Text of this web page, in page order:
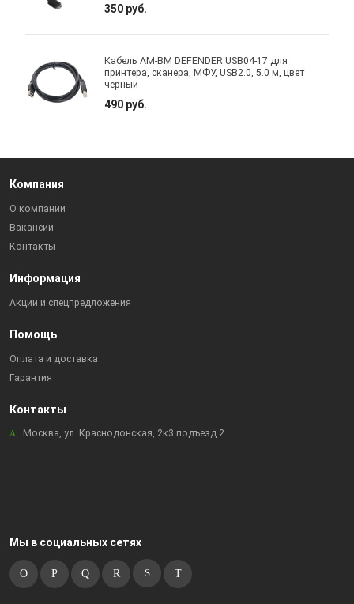
350 руб.
Кабель AM-BM DEFENDER USB04-17 для
принтера, сканера, МФУ, USB2.0, 5.0 м, цвет
черный
490 руб.
Компания
О компании
Вакансии
Контакты
Информация
Акции и спецпредложения
Помощь
Оплата и доставка
Гарантия
Контакты
Москва, ул. Краснодонская, 2к3 подъезд 2
Мы в социальных сетях